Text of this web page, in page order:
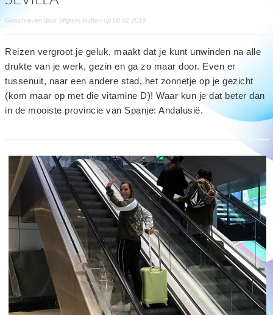
Geschreven door Mignon Rutten op 08 02 2019
Reizen vergroot je geluk, maakt dat je kunt unwinden na alle
drukte van je werk, gezin en ga zo maar door. Even er
tussenuit, naar een andere stad, het zonnetje op je gezicht
(kom maar op met die vitamine D)! Waar kun je dat beter dan
in de mooiste provincie van Spanje: Andalusië.
read
more